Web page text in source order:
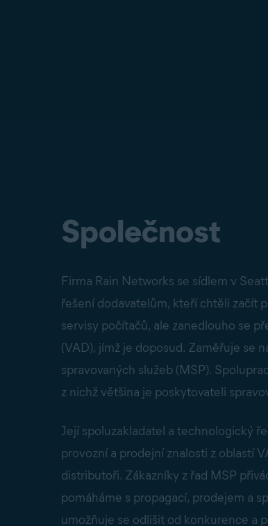
Společnost
Firma Rain Networks se sídlem v
řešení dodavatelům, kteří chtěli začít
servisy počítačů, ale zanedlouho se
(VAD), jímž je doposud. Zaměřuje se
spravovaných služeb (MSP).
z nichž většina je poskytovateli
Její spoluzakladatel a technologický
provozní a prodejní znalosti z oblastí
distributoři. Zákazníky z řad MSP
pomáháme s propagací, prodejem a
umožňuje se odlišit od konkurence a